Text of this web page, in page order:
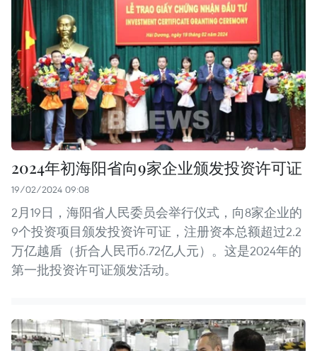
2024年初海阳省向9家企业颁发投资许可证
19/02/2024 09:08
2月19日，海阳省人民委员会举行仪式，向8家企业的
9个投资项目颁发投资许可证，注册资本总额超过2.2
万亿越盾（折合人民币6.72亿人元）。这是2024年的
第一批投资许可证颁发活动。